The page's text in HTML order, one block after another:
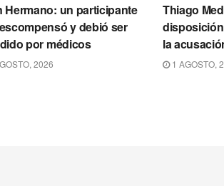
Hermano: un participante
y debió ser
por médicos
2026
Thiago
la
1 AGOSTO,